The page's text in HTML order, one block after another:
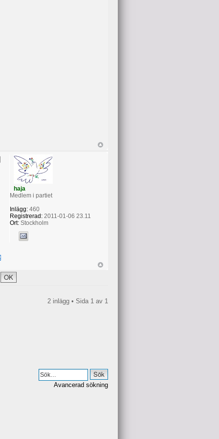
haja
Medlem i partiet
Inlägg:460
Registrerad:2011-01-06 23.11
Ort:Stockholm
2 inlägg • Sida 1 av 1
Avancerad sökning